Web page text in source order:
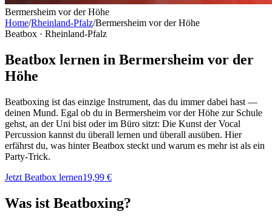
Bermersheim vor der Höhe
Home/Rheinland-Pfalz/Bermersheim vor der Höhe
Beatbox · Rheinland-Pfalz
Beatbox lernen in Bermersheim vor der
Höhe
Beatboxing ist das einzige Instrument, das du immer dabei hast —
deinen Mund. Egal ob du in Bermersheim vor der Höhe zur Schule
gehst, an der Uni bist oder im Büro sitzt: Die Kunst der Vocal
Percussion kannst du überall lernen und überall ausüben. Hier
erfährst du, was hinter Beatbox steckt und warum es mehr ist als ein
Party-Trick.
Jetzt Beatbox lernen19,99 €
Was ist Beatboxing?